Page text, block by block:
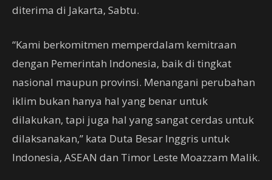
diterima di Jakarta, Sabtu.
“Kami berkomitmen memperdalam kemitraan
dengan Pemerintah Indonesia, baik di tingkat
nasional maupun provinsi. Menangani perubahan
iklim bukan hanya hal yang benar untuk
dilakukan, tapi juga hal yang sangat cerdas untuk
dilaksanakan,” kata Duta Besar Inggris untuk
Indonesia, ASEAN dan Timor Leste Moazzam Malik.